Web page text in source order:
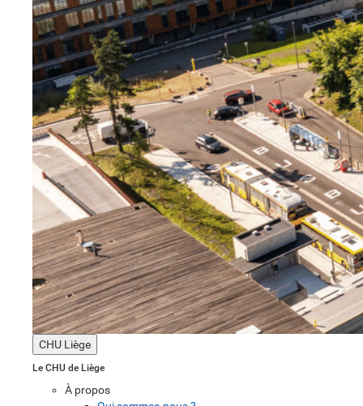
CHU Liège
Le CHU de Liège
À propos